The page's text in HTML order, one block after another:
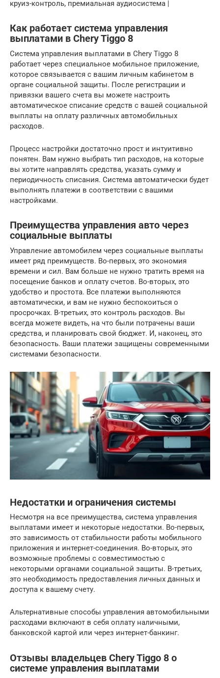
круиз-контроль, премиальная аудиосистема |
Как работает система управления
выплатами в Chery Tiggo 8
Система управления выплатами в Chery Tiggo 8
работает через специальное мобильное приложение,
которое связывается с вашим личным кабинетом в
органе социальной защиты. После регистрации и
привязки вашего счета вы можете настроить
автоматическое списание средств с вашей социальной
выплаты на оплату различных автомобильных
расходов.
Процесс настройки достаточно прост и интуитивно
понятен. Вам нужно выбрать тип расходов, на которые
вы хотите направлять средства, указать сумму и
периодичность списания. Система автоматически будет
выполнять платежи в соответствии с вашими
настройками.
Преимущества управления авто через
социальные выплаты
Управление автомобилем через социальные выплаты
имеет ряд преимуществ. Во-первых, это экономия
времени и сил. Вам больше не нужно тратить время на
посещение банков и оплату счетов. Во-вторых, это
удобство и простота. Все платежи выполняются
автоматически, и вам не нужно беспокоиться о
просрочках. В-третьих, это контроль расходов. Вы
всегда можете видеть, на что были потрачены ваши
средства, и планировать свой бюджет. И, наконец, это
безопасность. Ваши платежи защищены современными
системами безопасности.
Недостатки и ограничения системы
Несмотря на все преимущества, система управления
выплатами имеет и некоторые недостатки. Во-первых,
это зависимость от стабильности работы мобильного
приложения и интернет-соединения. Во-вторых, это
возможные проблемы с совместимостью с
некоторыми органами социальной защиты. В-третьих,
это необходимость предоставления личных данных и
доступа к вашему счету.
Альтернативные способы управления автомобильными
расходами включают в себя оплату наличными,
банковской картой или через интернет-банкинг.
Отзывы владельцев Chery Tiggo 8 о
системе управления выплатами